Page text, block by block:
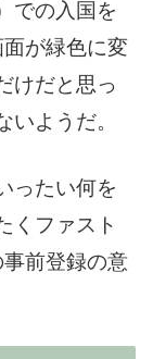
での入国を
が緑色に変
けだと思っ
ようだ。
ったい何を
くファスト
前登録の意